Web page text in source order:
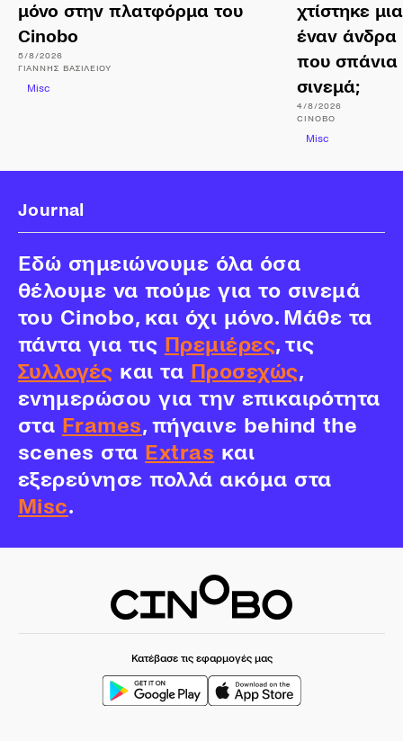
μόνο στην πλατφόρμα του
Cinobo
5/8/2026
ΓΙΆΝΝΗΣ ΒΑΣΙΛΕΊΟΥ
Misc
χτίστηκε
έναν άνδρα
που σπάνια
σινεμά;
4/8/2026
CINOBO
Misc
Journal
Εδώ σημειώνουμε όλα όσα
θέλουμε να πούμε για το σινεμά
του Cinobo, και όχι μόνο. Μάθε τα
πάντα για τις Πρεμιέρες, τις
Συλλογές και τα Προσεχώς,
ενημερώσου για την επικαιρότητα
στα Frames, πήγαινε behind the
scenes στα Extras και
εξερεύνησε πολλά ακόμα στα
Misc.
Κατέβασε τις εφαρμογές μας